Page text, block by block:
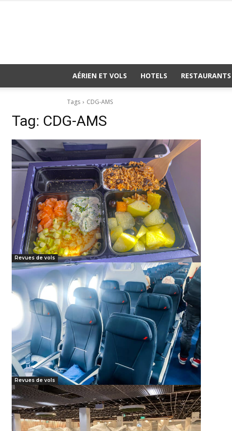
AÉRIEN ET VOLS HOTELS RESTAURANTS
Tags CDG-AMS
Tag: CDG-AMS
Revues de vols
Revues de vols